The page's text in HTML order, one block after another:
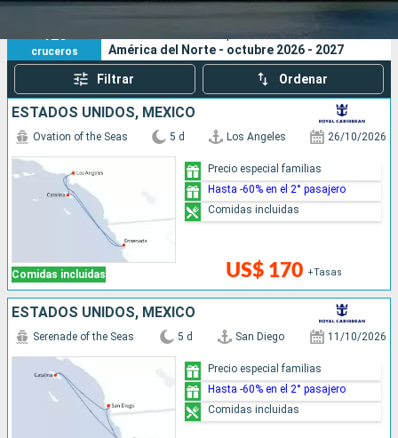
Buscar
126
cruceros
América del Norte - octubre 2026 - 2027
Filtrar Ordenar
ESTADOS UNIDOS, MÉXICO
Comidas incluidas
Ovation of the Seas 5 d Los Angeles 26/10/2026
US$ 170 +Tasas
Precio especial familias
Hasta -60% en el 2° pasajero
Comidas incluidas
ESTADOS UNIDOS, MÉXICO
Serenade of the Seas 5 d San Diego 11/10/2026
Precio especial familias
Hasta -60% en el 2° pasajero
Comidas incluidas